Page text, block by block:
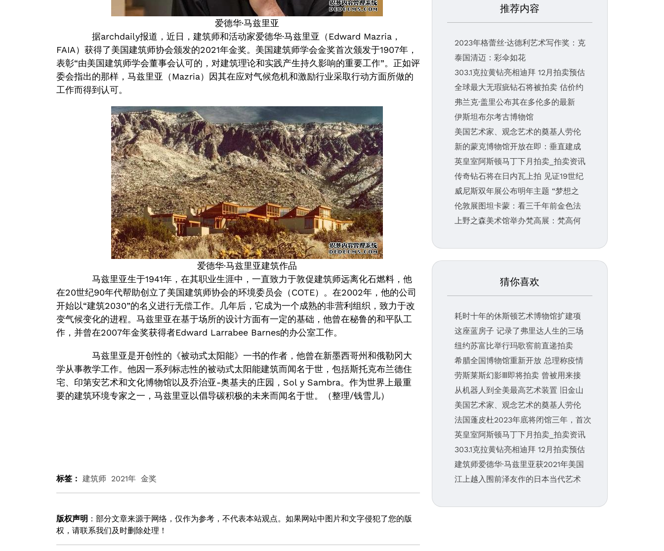
爱德华·马兹里亚
据archdaily报道，近日，建筑师和活动家爱德华·马兹里亚（Edward Mazria，
FAIA）获得了美国建筑师协会颁发的2021年金奖。美国建筑师学会金奖首次颁发于1907年，
表彰“由美国建筑师学会董事会认可的，对建筑理论和实践产生持久影响的重要工作”。正如评
委会指出的那样，马兹里亚（Mazria）因其在应对气候危机和激励行业采取行动方面所做的
工作而得到认可。
爱德华·马兹里亚建筑作品
马兹里亚生于1941年，在其职业生涯中，一直致力于敦促建筑师远离化石燃料，他
在20世纪90年代帮助创立了美国建筑师协会的环境委员会（COTE）。在2002年，他的公司
开始以“建筑2030”的名义进行无偿工作。几年后，它成为一个成熟的非营利组织，致力于改
变气候变化的进程。马兹里亚在基于场所的设计方面有一定的基础，他曾在秘鲁的和平队工
作，并曾在2007年金奖获得者Edward Larrabee Barnes的办公室工作。
马兹里亚是开创性的《被动式太阳能》一书的作者，他曾在新墨西哥州和俄勒冈大
学从事教学工作。他因一系列标志性的被动式太阳能建筑而闻名于世，包括斯托克布兰德住
宅、印第安艺术和文化博物馆以及乔治亚-奥基夫的庄园，Sol y Sambra。作为世界上最重
要的建筑环境专家之一，马兹里亚以倡导碳积极的未来而闻名于世。（整理/钱雪儿）
标签： 建筑师 2021年 金奖
版权声明 ：部分文章来源于网络，仅作为参考，不代表本站观点。如果网站中图片和文字侵犯了您的版
权，请联系我们及时删除处理！
推荐内容
2023年格蕾丝·达德利艺术写作奖：克
泰国清迈：彩伞如花
303.1克拉黄钻亮相迪拜 12月拍卖预估
全球最大无瑕疵钻石将被拍卖 估价约
弗兰克·盖里公布其在多伦多的最新
伊斯坦布尔考古博物馆
美国艺术家、观念艺术的奠基人劳伦
新的蒙克博物馆开放在即：垂直建成
英皇室阿斯顿马丁下月拍卖_拍卖资讯
传奇钻石将在日内瓦上拍 见证19世纪
威尼斯双年展公布明年主题 “梦想之
伦敦展图坦卡蒙：看三千年前金色法
上野之森美术馆举办梵高展：梵高何
猜你喜欢
耗时十年的休斯顿艺术博物馆扩建项
这座蓝房子 记录了弗里达人生的三场
纽约苏富比举行玛歌窖前直递拍卖
希腊全国博物馆重新开放 总理称疫情
劳斯莱斯幻影Ⅲ即将拍卖 曾被用来接
从机器人到全美最高艺术装置 旧金山
美国艺术家、观念艺术的奠基人劳伦
法国蓬皮杜2023年底将闭馆三年，首次
英皇室阿斯顿马丁下月拍卖_拍卖资讯
303.1克拉黄钻亮相迪拜 12月拍卖预估
建筑师爱德华·马兹里亚获2021年美国
江上越入围前泽友作的日本当代艺术